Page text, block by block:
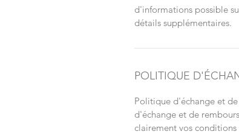
d'informations possible
détails supplémentaires.
POLITIQUE
Politique d'échange et
d'échange et de
clairement vos